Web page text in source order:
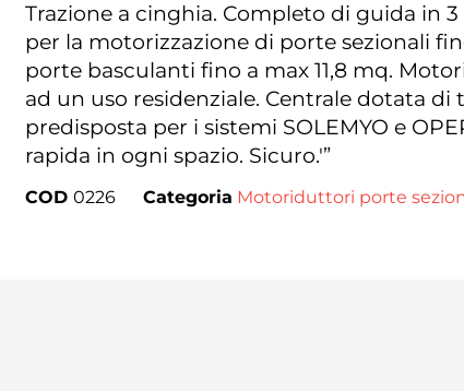
Trazione a cinghia. Completo di guida in
per la motorizzazione di porte sezionali
porte basculanti fino a max 11,8 mq.
ad un uso residenziale. Centrale dotata di
predisposta per i sistemi SOLEMYO e
rapida in ogni spazio. Sicuro.'”
COD 0226 Categoria Motoriduttori porte